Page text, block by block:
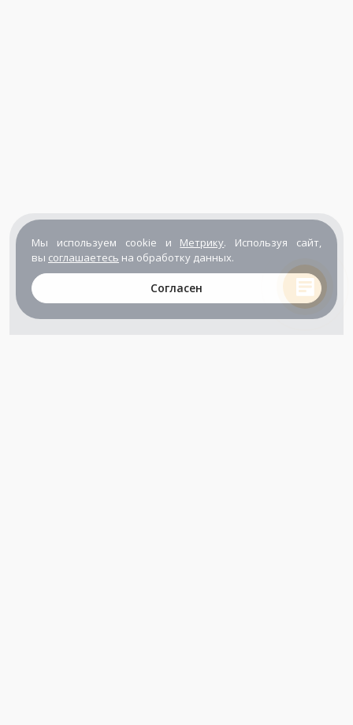
Мы используем cookie и Метрику. Используя сайт,
вы соглашаетесь на обработку данных.
Согласен